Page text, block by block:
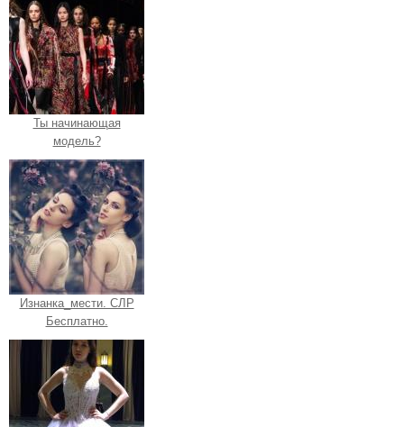
Ты начинающая
модель?
Изнанка_мести. СЛР
Бесплатно.